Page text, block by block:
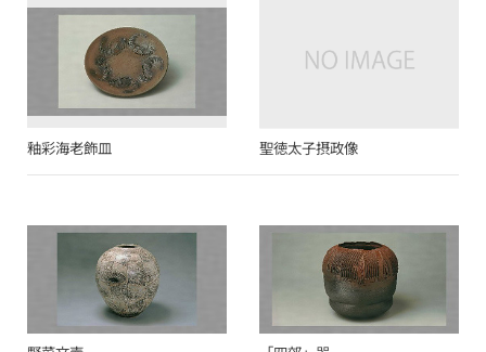
釉彩海老飾皿 聖徳太子摂政像